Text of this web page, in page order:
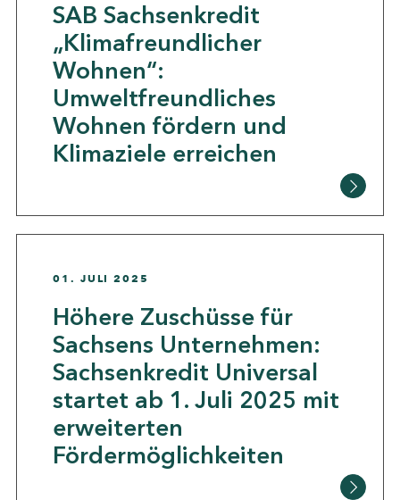
SAB Sachsenkredit
„Klimafreundlicher
Wohnen“:
Umweltfreundliches
Wohnen fördern und
Klimaziele erreichen
01. JULI 2025
Höhere Zuschüsse für
Sachsens Unternehmen:
Sachsenkredit Universal
startet ab 1. Juli 2025 mit
erweiterten
Fördermöglichkeiten